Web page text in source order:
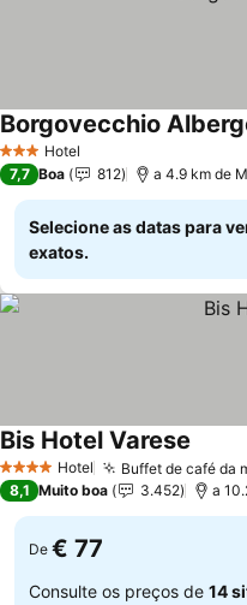
3 EstrelasHotel
Borgovecchio
7,7 Boa 812 a 4.9 km de
Selecione as datas para
exatos.
4 EstrelasHotel Buffet de café da
Bis Hotel Varese
8,1 Muito boa 3.452 a
De € 77
Consulte os preços de 14